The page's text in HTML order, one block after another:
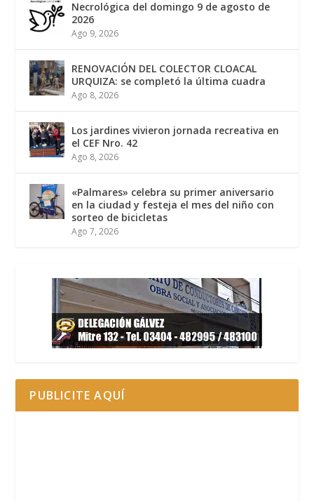
Necrológica del domingo 9 de agosto de
2026
Ago 9, 2026
RENOVACIÓN DEL COLECTOR CLOACAL
URQUIZA: se completó la última cuadra
Ago 8, 2026
Los jardines vivieron jornada recreativa en
el CEF Nro. 42
Ago 8, 2026
«Palmares» celebra su primer aniversario
en la ciudad y festeja el mes del niño con
sorteo de bicicletas
Ago 7, 2026
PUBLICITE AQUÍ